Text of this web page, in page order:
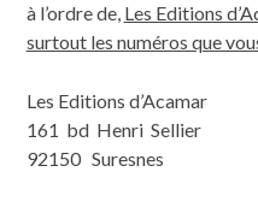
à l’ordre de, Les Editions
surtout les numéros que
Les Editions d’Acamar
161 bd Henri Sellier
92150 Suresnes